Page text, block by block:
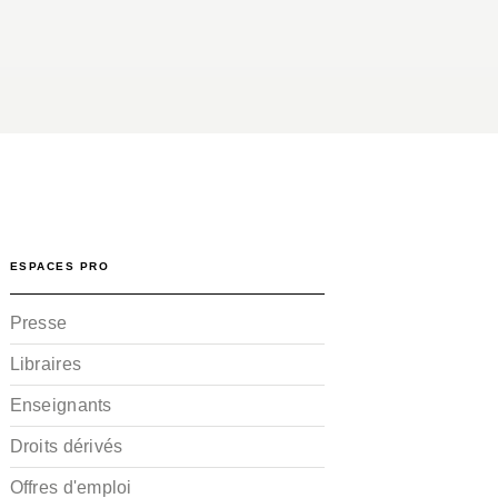
ESPACES PRO
Presse
Libraires
Enseignants
Droits dérivés
Offres d'emploi